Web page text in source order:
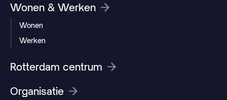
Wonen & Werken
Wonen
Werken
Rotterdam centrum
Organisatie